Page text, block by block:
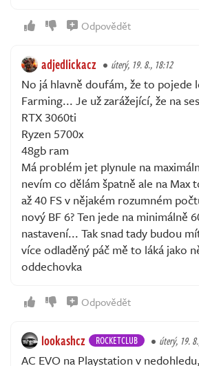
Odpovědět
adjedlickacz úterý, 19. 8., 18:12
No já hlavně doufám, že to pojede
Farming... Je už zarážející, že na
RTX 3060ti
Ryzen 5700x
48gb ram
Má problém jet plynule na
nevím co dělám špatně ale na Max
až 40 FS v nějakém rozumném
nový BF 6? Ten jede na minimálně
nastavení... Tak snad tady budou
více odladěný páč mě to láká jako
oddechovka
Odpovědět
lookashcz ROCKETCLUB úterý, 19.
AC EVO na Playstation v